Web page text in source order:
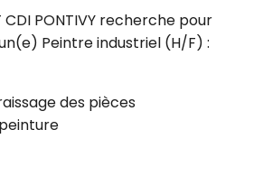
CDI PONTIVY recherche pour
Peintre industriel (H/F) :
des pièces